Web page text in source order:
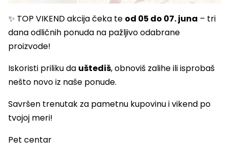
✨ TOP VIKEND akcija čeka te od 05 do 07. juna – tri
dana odličnih ponuda na pažljivo odabrane
proizvode!
Iskoristi priliku da uštediš, obnoviš zalihe ili isprobaš
nešto novo iz naše ponude.
Savršen trenutak za pametnu kupovinu i vikend po
tvojoj meri!
Pet centar